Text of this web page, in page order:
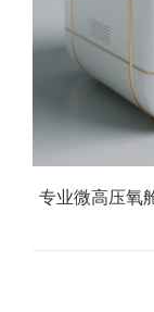
专业微高压氧